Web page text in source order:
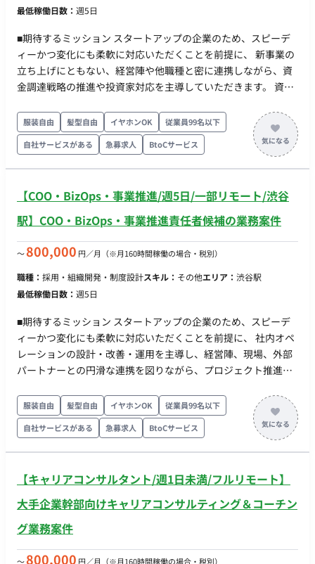
最低稼働日数： 週5日
■期待するミッション スタートアップの企業のため、スピーデ
ィーかつ変化にも柔軟に対応いただくことを前提に、 新事業の
立ち上げにともない、経営陣や他職種と密に連携しながら、資
金調達戦略の推進や投資家対応を主導していただきます。 資本
ら牽引する役割を期待しています。 ■業務内容 ・資金調達、投
資家対応 ・資本政策、財務戦略の設計、実行 ・銀行、VC、社
内向けの事業計画書作成 ・経営陣と連携した資金調達戦略の推
進 ■ 働き方 ・コアタイム：13:00~17:00 ・基本出社 ・フレック
服装自由 髪型自由 イヤホンOK
従業員99名以下
自社サービスがある
急募求人 BtoCサービス
【COO・BizOps・事業推進/週5日/一部リモート/渋谷
駅】COO・BizOps・事業推進責任者候補の業務案件
〜800,000 円／月 （※月160時間稼働の場合・税別）
職種： 採用・組織開発・制度設計スキル： その他エリア： 渋谷駅
最低稼働日数： 週5日
■期待するミッション スタートアップの企業のため、スピーデ
ィーかつ変化にも柔軟に対応いただくことを前提に、 社内オペ
レーションの設計・改善・運用を主導し、経営陣、現場、外部
パートナーとの円滑な連携を図りながら、プロジェクト推進と
容 ・社内オペレーションの設計、改善、運用 ・経営陣、現場、
外部パートナー間の調整、交渉 ・組織内の摩擦吸収、プロジェ
クト推進 ・採用、制度設計、組織マネジメントの補助 ■ 働き方
・コアタイム：13:00~17:00 ・基本出社 ・フレックス稼働：可
服装自由 髪型自由 イヤホンOK
従業員99名以下
自社サービスがある
急募求人 BtoCサービス
【キャリアコンサルタント/週1日未満/フルリモート】
大手企業幹部向けキャリアコンサルティング＆コーチン
グ業務案件
〜800,000 円／月 （※月160時間稼働の場合・税別）